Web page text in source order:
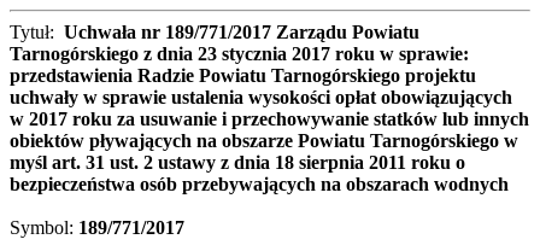
Tytuł: Uchwała nr 189/771/2017 Zarządu Powiatu
Tarnogórskiego z dnia 23 stycznia 2017 roku w sprawie:
przedstawienia Radzie Powiatu Tarnogórskiego projektu
uchwały w sprawie ustalenia wysokości opłat obowiązujących
w 2017 roku za usuwanie i przechowywanie statków lub innych
obiektów pływających na obszarze Powiatu Tarnogórskiego w
myśl art. 31 ust. 2 ustawy z dnia 18 sierpnia 2011 roku o
bezpieczeństwa osób przebywających na obszarach wodnych
Symbol: 189/771/2017